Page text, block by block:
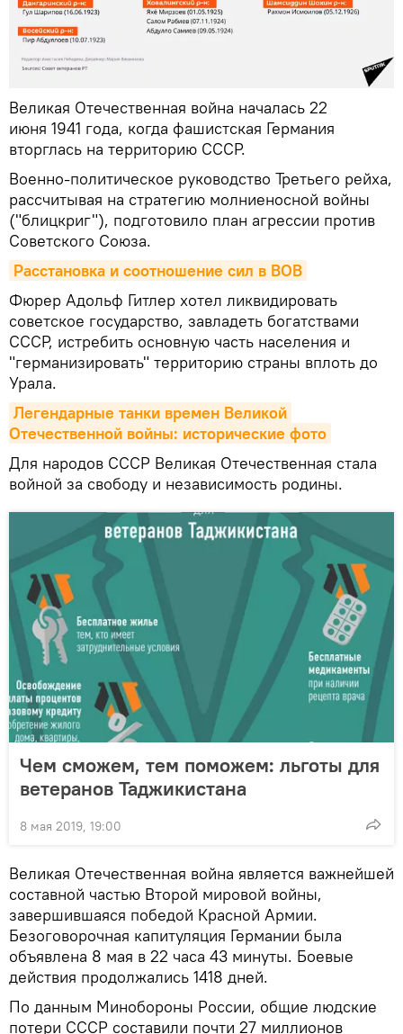
Великая Отечественная война началась 22
июня 1941 года, когда фашистская Германия
вторглась на территорию СССР.
Военно-политическое руководство Третьего рейха,
рассчитывая на стратегию молниеносной войны
("блицкриг"), подготовило план агрессии против
Советского Союза.
Расстановка и соотношение сил в ВОВ
Фюрер Адольф Гитлер хотел ликвидировать
советское государство, завладеть богатствами
СССР, истребить основную часть населения и
"германизировать" территорию страны вплоть до
Урала.
Легендарные танки времен Великой
Отечественной войны: исторические фото
Для народов СССР Великая Отечественная стала
войной за свободу и независимость родины.
Чем сможем, тем поможем: льготы для
ветеранов Таджикистана
8 мая 2019, 19:00
Великая Отечественная война является важнейшей
составной частью Второй мировой войны,
завершившаяся победой Красной Армии.
Безоговорочная капитуляция Германии была
объявлена 8 мая в 22 часа 43 минуты. Боевые
действия продолжались 1418 дней.
По данным Минобороны России, общие людские
потери СССР составили почти 27 миллионов